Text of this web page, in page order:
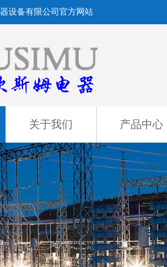
设备有限公司官方网站
关于我们 产品中心